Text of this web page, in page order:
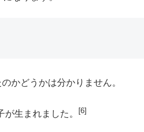
かどうかは分かりません。
生まれました。 [6]